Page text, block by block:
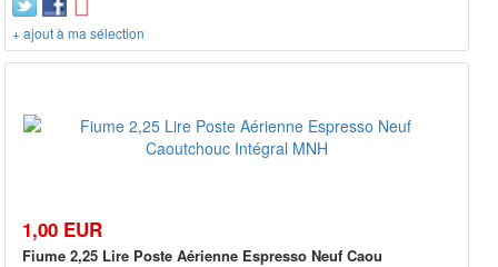
+ ajout à ma sélection
1,00 EUR
Fiume 2,25 Lire Poste Aérienne Espresso Neuf Caou